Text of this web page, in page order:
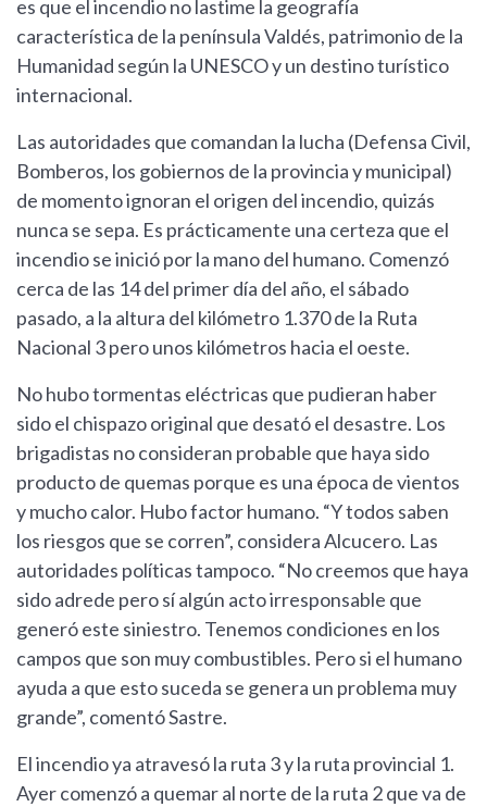
es que el incendio no lastime la geografía
característica de la península Valdés, patrimonio de la
Humanidad según la UNESCO y un destino turístico
internacional.
Las autoridades que comandan la lucha (Defensa Civil,
Bomberos, los gobiernos de la provincia y municipal)
de momento ignoran el origen del incendio, quizás
nunca se sepa. Es prácticamente una certeza que el
incendio se inició por la mano del humano. Comenzó
cerca de las 14 del primer día del año, el sábado
pasado, a la altura del kilómetro 1.370 de la Ruta
Nacional 3 pero unos kilómetros hacia el oeste.
No hubo tormentas eléctricas que pudieran haber
sido el chispazo original que desató el desastre. Los
brigadistas no consideran probable que haya sido
producto de quemas porque es una época de vientos
y mucho calor. Hubo factor humano. “Y todos saben
los riesgos que se corren”, considera Alcucero. Las
autoridades políticas tampoco. “No creemos que haya
sido adrede pero sí algún acto irresponsable que
generó este siniestro. Tenemos condiciones en los
campos que son muy combustibles. Pero si el humano
ayuda a que esto suceda se genera un problema muy
grande”, comentó Sastre.
El incendio ya atravesó la ruta 3 y la ruta provincial 1.
Ayer comenzó a quemar al norte de la ruta 2 que va de